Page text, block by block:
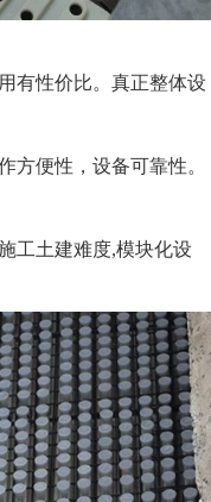
有性价比。真正整体设
方便性，设备可靠性。
工土建难度,模块化设